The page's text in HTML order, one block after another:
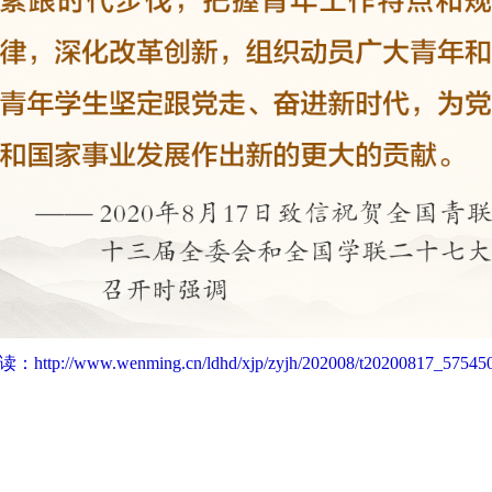
： http://www.wenming.cn/ldhd/xjp/zyjh/202008/